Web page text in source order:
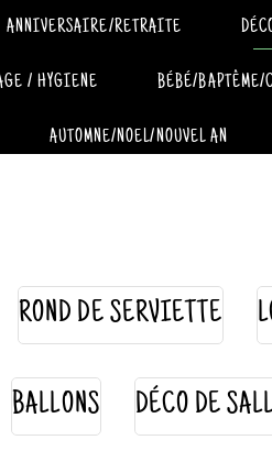
ANNIVERSAIRE/RETRAITE
/ HYGIENE BÉBÉ/BAPTÊME/
AUTOMNE/NOEL/NOUVEL AN
ROND DE SERVIETTE
BALLONS DÉCO DE